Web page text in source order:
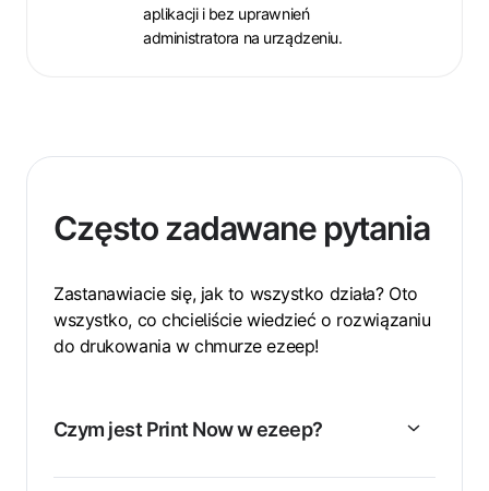
aplikacji i bez uprawnień
administratora na urządzeniu.
Często zadawane pytania
Zastanawiacie się, jak to wszystko działa? Oto
wszystko, co chcieliście wiedzieć o rozwiązaniu
do drukowania w chmurze ezeep!
Czym jest Print Now w ezeep?